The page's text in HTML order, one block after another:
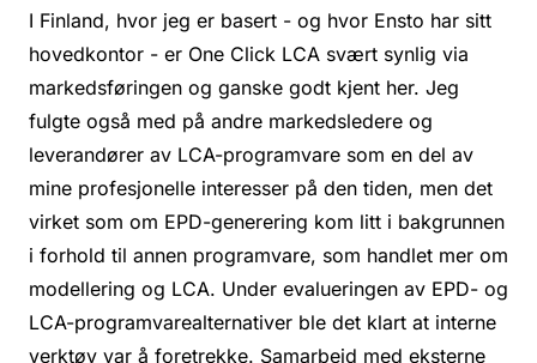
I Finland, hvor jeg er basert - og hvor Ensto har sitt
hovedkontor - er One Click LCA svært synlig via
markedsføringen og ganske godt kjent her. Jeg
fulgte også med på andre markedsledere og
leverandører av LCA-programvare som en del av
mine profesjonelle interesser på den tiden, men det
virket som om EPD-generering kom litt i bakgrunnen
i forhold til annen programvare, som handlet mer om
modellering og LCA. Under evalueringen av EPD- og
LCA-programvarealternativer ble det klart at interne
verktøy var å foretrekke. Samarbeid med eksterne